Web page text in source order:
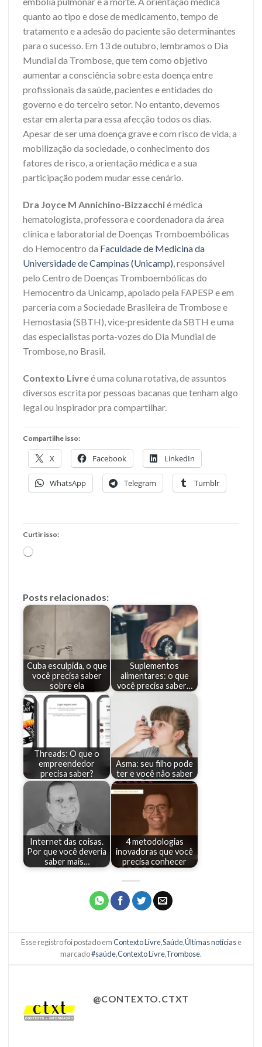
quanto ao tipo e dose de medicamento, tempo de
tratamento e a adesão do paciente são determinantes
para o sucesso. Em 13 de outubro, lembramos o Dia
Mundial da Trombose, que tem como objetivo
aumentar a consciência sobre esta doença entre
profissionais da saúde, pacientes e entidades do
governo e do terceiro setor. No entanto, devemos
estar em alerta para essa afecção todos os dias.
Apesar de ser uma doença grave e com risco de vida, a
mobilização da sociedade, o conhecimento dos
fatores de risco, a orientação médica e a sua
participação podem mudar esse cenário.
Dra Joyce M Annichino-Bizzacchié médica
hematologista, professora e coordenadora da área
clínica e laboratorial de Doenças Tromboembólicas
do Hemocentro da Faculdade de Medicina da
Universidade de Campinas (Unicamp), responsável
pelo Centro de Doenças Tromboembólicas do
Hemocentro da Unicamp, apoiado pela FAPESP e em
parceria com a Sociedade Brasileira de Trombose e
Hemostasia (SBTH), vice-presidente da SBTH e uma
das especialistas porta-vozes do Dia Mundial de
Trombose, no Brasil.
Contexto Livreé uma coluna rotativa, de assuntos
diversos escrita por pessoas bacanas que tenham algo
legal ou inspirador pra compartilhar.
Compartilhe isso:
X Facebook LinkedIn
WhatsApp Telegram Tumblr
Curtir isso:
Carregando...
Posts relacionados:
Cuba esculpida, o que
você precisa saber
sobre ela
Suplementos
alimentares: o que
você precisa saber…
Threads: O que o
empreendedor
precisa saber?
Asma: seu filho pode
ter e você não saber
Internet das coisas.
Por que você deveria
saber mais…
4 metodologias
inovadoras que você
precisa conhecer
Esse registro foi postado emContexto Livre,Saúde,Últimas notíciase
marcado#saúde,Contexto Livre,Trombose.
@CONTEXTO.CTXT